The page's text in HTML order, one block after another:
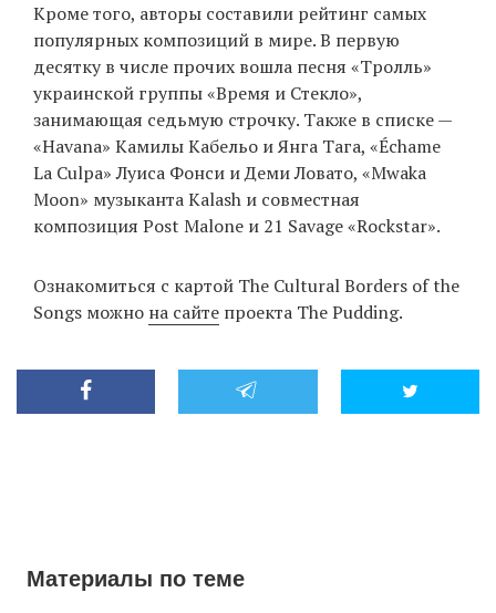
Кроме того, авторы составили рейтинг самых
популярных композиций в мире. В первую
десятку в числе прочих вошла песня «Тролль»
украинской группы «Время и Стекло»,
занимающая седьмую строчку. Также в списке —
«Havana» Камилы Кабельо и Янга Тага, «Échame
La Culpa» Луиса Фонси и Деми Ловато, «Mwaka
Moon» музыканта Kalash и совместная
композиция Post Malone и 21 Savage «Rockstar».
Ознакомиться с картой The Cultural Borders of the
Songs можно на сайте проекта The Pudding.
Материалы по теме